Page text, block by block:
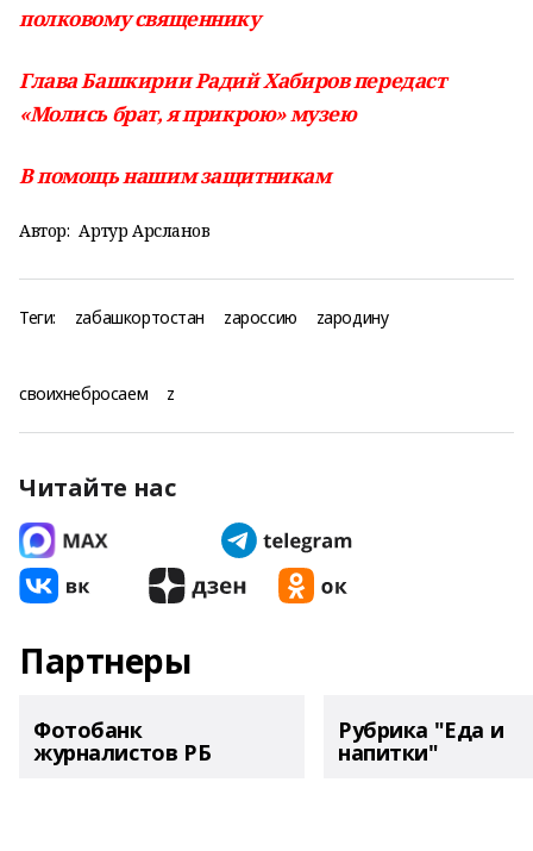
полковому священнику
Глава Башкирии Радий Хабиров передаст
«Молись брат, я прикрою» музею
В помощь нашим защитникам
Автор: Артур Арсланов
Теги: zабашкортостан zароссию zародину
своихнебросаем z
Читайте нас
Партнеры
Фотобанк
журналистов РБ
Рубрика "Еда и
напитки"